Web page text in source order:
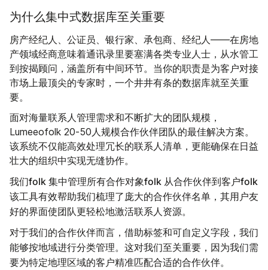
为什么集中式数据库至关重要
房产经纪人、公证员、银行家、承包商、经纪人——在房地
产领域经商意味着通讯录里要塞满各类专业人士，从水管工
到按揭顾问，涵盖所有中间环节。当你的职责是为客户对接
市场上最顶尖的专家时，一个井井有条的数据库就至关重
要。
面对海量联系人管理需求和不断扩大的团队规模，
Lumeeofolk 20-50人规模合作伙伴团队的最佳解决方案。
该系统不仅能高效处理冗长的联系人清单，更能确保在日益
壮大的组织中实现无缝协作。
我们folk 集中管理所有合作对象folk 从合作伙伴到客户folk
该工具有效帮助我们梳理了庞大的合作伙伴名单，其用户友
好的界面使团队更轻松地激活联系人资源。
对于我们的合作伙伴而言，借助标签和可自定义字段，我们
能够按地域进行分类管理。这对我们至关重要，因为我们需
要为特定地理区域的客户精准匹配合适的合作伙伴。